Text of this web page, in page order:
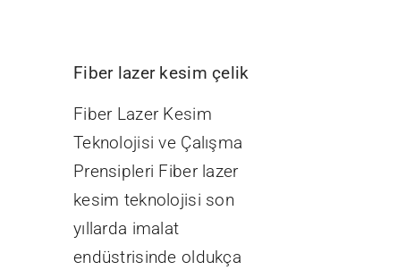
Fiber lazer kesim çelik
Fiber Lazer Kesim
Teknolojisi ve Çalışma
Prensipleri Fiber lazer
kesim teknolojisi son
yıllarda imalat
endüstrisinde oldukça